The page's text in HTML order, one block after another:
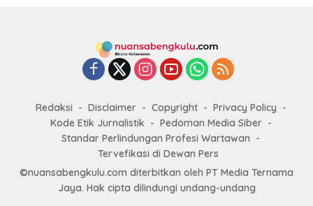
Redaksi Disclaimer Copyright
Privacy Policy
Kode Etik Jurnalistik
Pedoman Media Siber
Standar Perlindungan Profesi Wartawan
Tervefikasi di Dewan Pers
©nuansabengkulu.com diterbitkan oleh PT Media Ternama
Jaya. Hak cipta dilindungi undang-undang